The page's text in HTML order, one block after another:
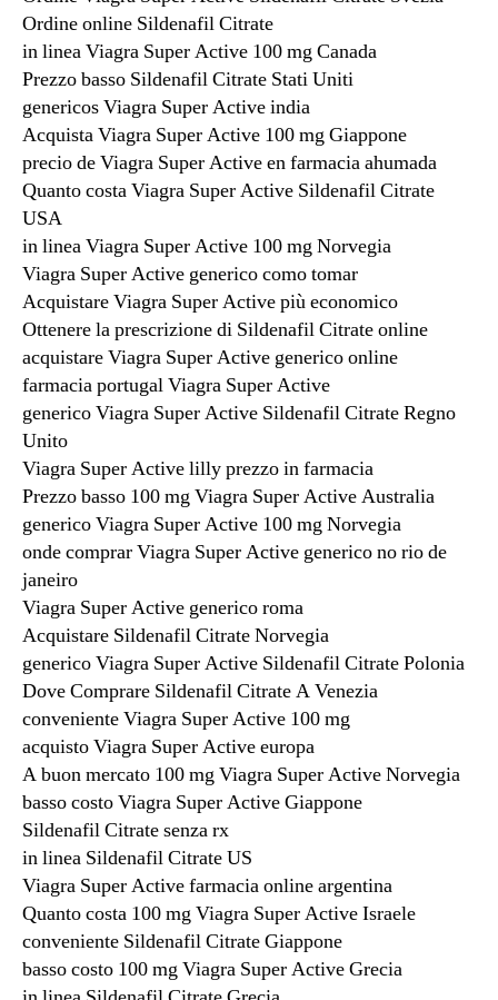
Ordine online Sildenafil Citrate
in linea Viagra Super Active 100 mg Canada
Prezzo basso Sildenafil Citrate Stati Uniti
genericos Viagra Super Active india
Acquista Viagra Super Active 100 mg Giappone
precio de Viagra Super Active en farmacia ahumada
Quanto costa Viagra Super Active Sildenafil Citrate
USA
in linea Viagra Super Active 100 mg Norvegia
Viagra Super Active generico como tomar
Acquistare Viagra Super Active più economico
Ottenere la prescrizione di Sildenafil Citrate online
acquistare Viagra Super Active generico online
farmacia portugal Viagra Super Active
generico Viagra Super Active Sildenafil Citrate Regno
Unito
Viagra Super Active lilly prezzo in farmacia
Prezzo basso 100 mg Viagra Super Active Australia
generico Viagra Super Active 100 mg Norvegia
onde comprar Viagra Super Active generico no rio de
janeiro
Viagra Super Active generico roma
Acquistare Sildenafil Citrate Norvegia
generico Viagra Super Active Sildenafil Citrate Polonia
Dove Comprare Sildenafil Citrate A Venezia
conveniente Viagra Super Active 100 mg
acquisto Viagra Super Active europa
A buon mercato 100 mg Viagra Super Active Norvegia
basso costo Viagra Super Active Giappone
Sildenafil Citrate senza rx
in linea Sildenafil Citrate US
Viagra Super Active farmacia online argentina
Quanto costa 100 mg Viagra Super Active Israele
conveniente Sildenafil Citrate Giappone
basso costo 100 mg Viagra Super Active Grecia